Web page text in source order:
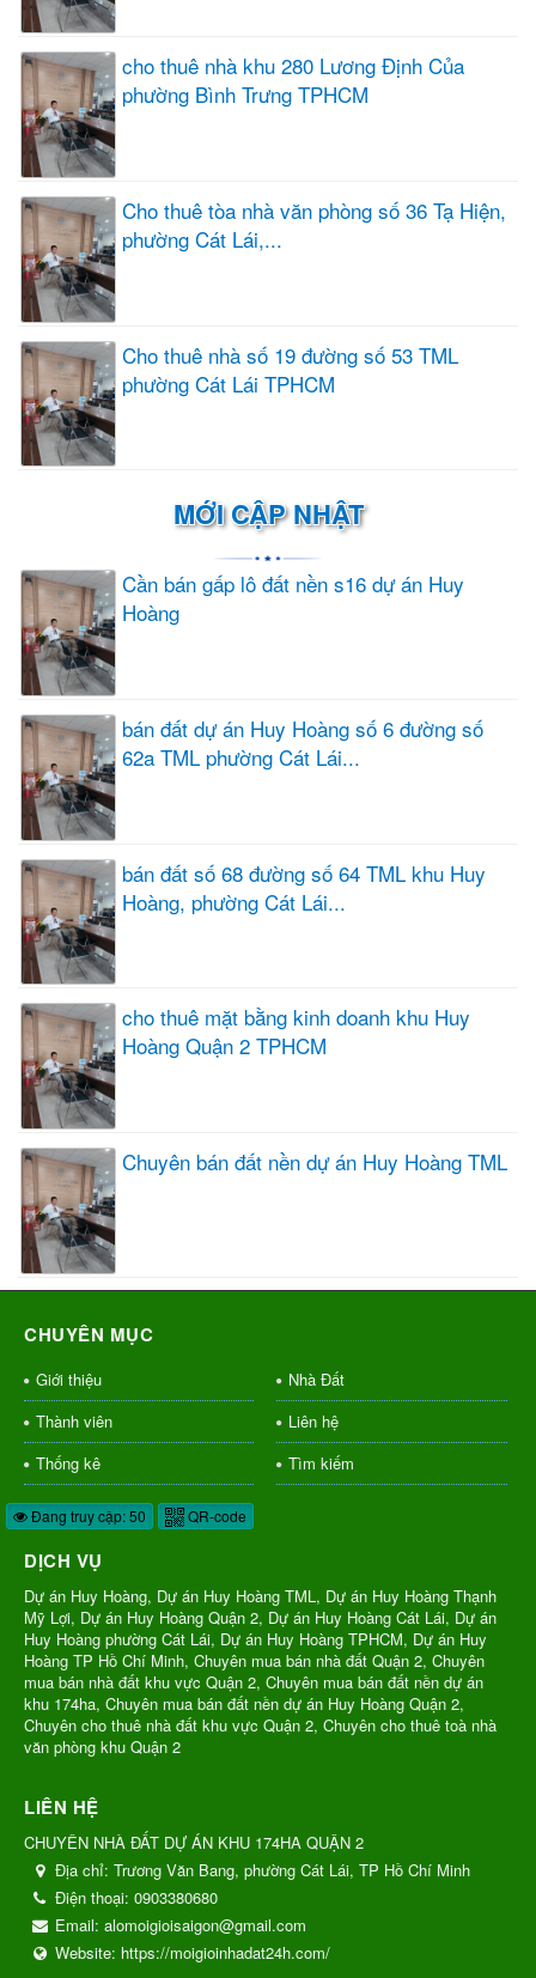
cho thuê nhà khu 280 Lương Định Của
phường Bình Trưng TPHCM
Cho thuê tòa nhà văn phòng số 36 Tạ Hiện,
phường Cát Lái,...
Cho thuê nhà số 19 đường số 53 TML
phường Cát Lái TPHCM
MỚI CẬP NHẬT
Cần bán gấp lô đất nền s16 dự án Huy
Hoàng
bán đất dự án Huy Hoàng số 6 đường số
62a TML phường Cát Lái...
bán đất số 68 đường số 64 TML khu Huy
Hoàng, phường Cát Lái...
cho thuê mặt bằng kinh doanh khu Huy
Hoàng Quận 2 TPHCM
Chuyên bán đất nền dự án Huy Hoàng TML
CHUYÊN MỤC
Giới thiệu
Nhà Đất
Thành viên
Liên hệ
Thống kê
Tìm kiếm
Đang truy cập: 50 QR-code
DỊCH VỤ
Dự án Huy Hoàng, Dự án Huy Hoàng TML, Dự án Huy Hoàng Thạnh
Mỹ Lợi, Dự án Huy Hoàng Quận 2, Dự án Huy Hoàng Cát Lái, Dự án
Huy Hoàng phường Cát Lái, Dự án Huy Hoàng TPHCM, Dự án Huy
Hoàng TP Hồ Chí Minh, Chuyên mua bán nhà đất Quận 2, Chuyên
mua bán nhà đất khu vực Quận 2, Chuyên mua bán đất nền dự án
khu 174ha, Chuyên mua bán đất nền dự án Huy Hoàng Quận 2,
Chuyên cho thuê nhà đất khu vực Quận 2, Chuyên cho thuê toà nhà
văn phòng khu Quận 2
LIÊN HỆ
CHUYÊN NHÀ ĐẤT DỰ ÁN KHU 174HA QUẬN 2
Địa chỉ: Trương Văn Bang, phường Cát Lái, TP Hồ Chí Minh
Điện thoại: 0903380680
Email: alomoigioisaigon@gmail.com
Website: https://moigioinhadat24h.com/